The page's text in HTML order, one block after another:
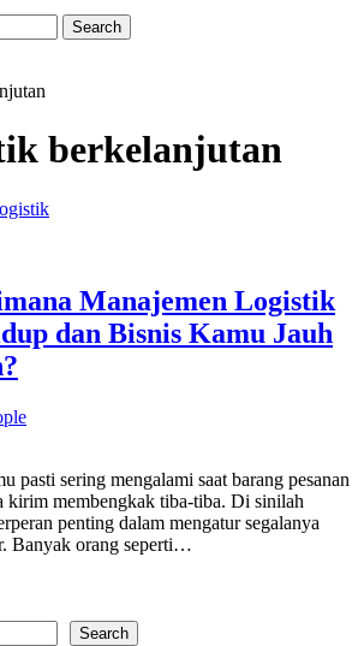
berkelanjutan
Manajemen Logistik
dan Bisnis Kamu Jauh
pasti sering mengalami saat barang pesanan
kirim membengkak tiba-tiba. Di sinilah
penting dalam mengatur segalanya
Banyak orang seperti…
Search